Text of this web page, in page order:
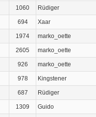
1060 Rüdiger
694 Xaar
1974 marko_oette
2605 marko_oette
926 marko_oette
978 Kingstener
687 Rüdiger
1309 Guido